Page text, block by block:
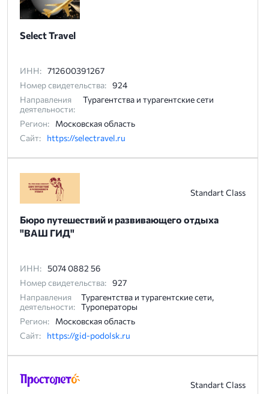
Select Travel
ИНН: 712600391267
Номер свидетельства: 924
Направления
деятельности:
Турагентства и турагентские сети
Регион:
Московская область
Сайт:
https://selectravel.ru
Standart Class
Бюро путешествий и развивающего отдыха
"ВАШ ГИД"
ИНН: 5074 0882 56
Номер свидетельства: 927
Направления
деятельности:
Турагентства и турагентские сети,
Туроператоры
Регион:
Московская область
Сайт:
https://gid-podolsk.ru
Standart Class